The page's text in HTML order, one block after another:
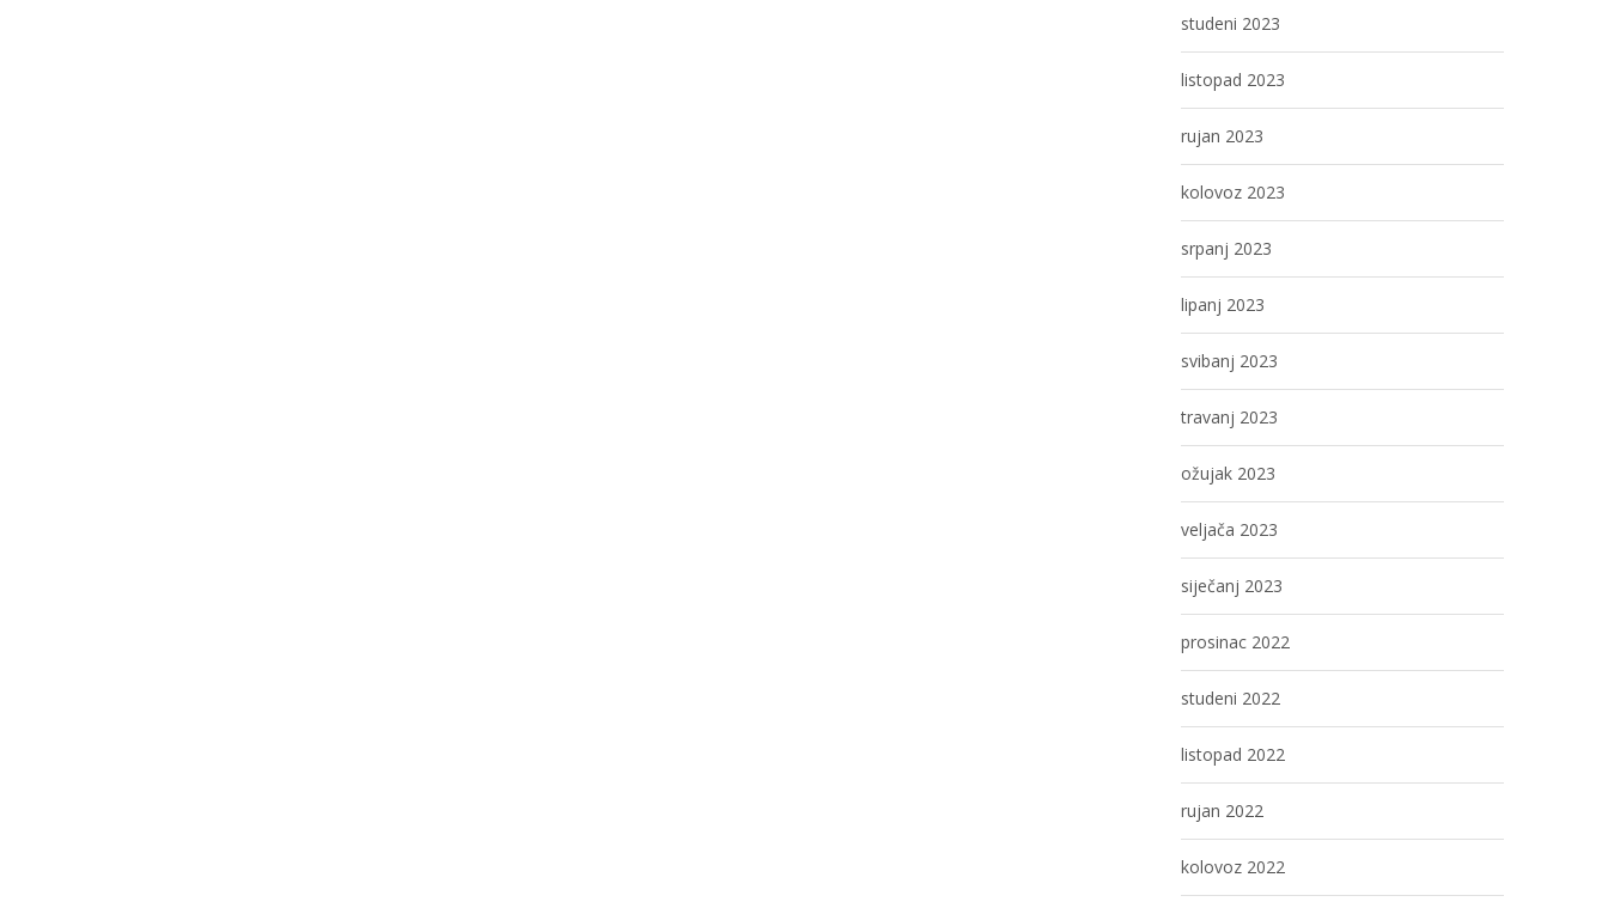
studeni 2023
listopad 2023
rujan 2023
kolovoz 2023
srpanj 2023
lipanj 2023
svibanj 2023
travanj 2023
ožujak 2023
veljača 2023
siječanj 2023
prosinac 2022
studeni 2022
listopad 2022
rujan 2022
kolovoz 2022